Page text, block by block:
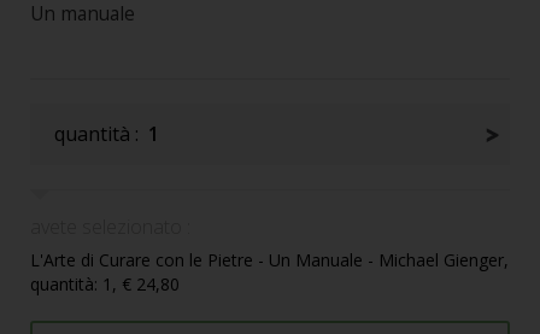
Un manuale
quantità : 1
L'Arte di Curare con le Pietre - Un Manuale - Michael Gienger,
quantità: 1, € 24,80